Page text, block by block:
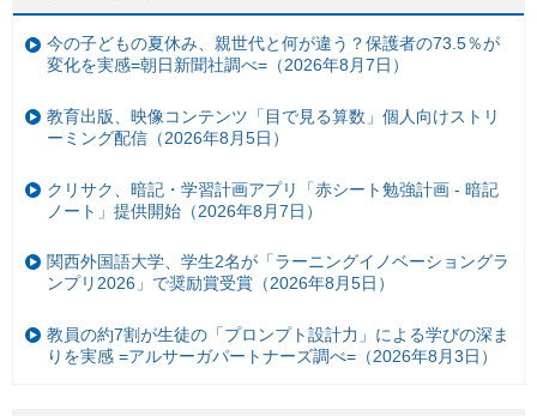
今の子どもの夏休み、親世代と何が違う？保護者の73.5％が
変化を実感=朝日新聞社調べ=（2026年8月7日）
教育出版、映像コンテンツ「目で見る算数」個人向けストリ
ーミング配信（2026年8月5日）
クリサク、暗記・学習計画アプリ「赤シート勉強計画 - 暗記
ノート」提供開始（2026年8月7日）
関西外国語大学、学生2名が「ラーニングイノベーショングラ
ンプリ2026」で奨励賞受賞（2026年8月5日）
教員の約7割が生徒の「プロンプト設計力」による学びの深ま
りを実感 =アルサーガパートナーズ調べ=（2026年8月3日）